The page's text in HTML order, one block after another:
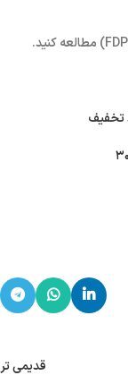
مطالعه کنید.
قدیمی تر